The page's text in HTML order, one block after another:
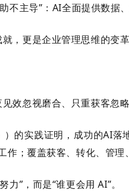
不主导”： AI全面提供数据
，更是企业管理思维的变革
效忽视磨合、只重获客忽略
）的实践证明，成功的AI落
作；覆盖获客、转化、管理
力”，而是“谁更会用AI”。